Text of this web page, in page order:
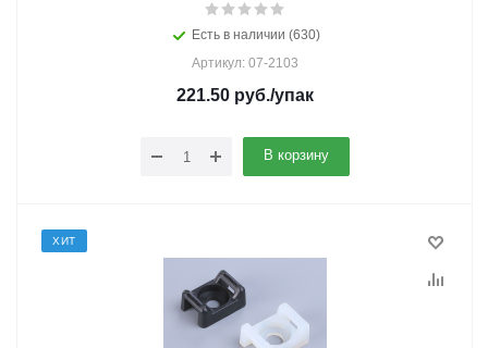
Есть в наличии (630)
Артикул: 07-2103
221.50 руб./упак
В корзину
ХИТ